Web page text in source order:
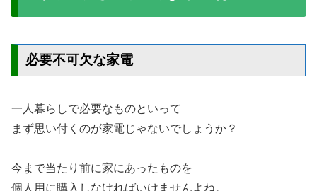
必要不可欠な家電
一人暮らしで必要なものといって
まず思い付くのが家電じゃないでしょうか？
今まで当たり前に家にあったものを
個人用に購入しなければいけませんよね。